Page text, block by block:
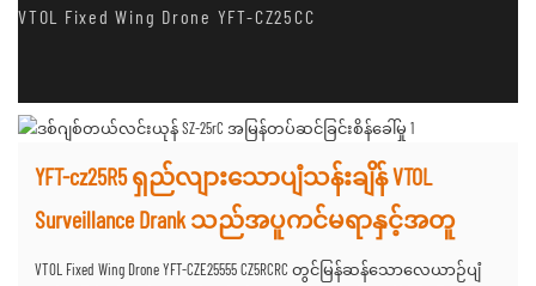
VTOL Fixed Wing Drone YFT-CZ25CC
YFT-cz25R5 ရှည်လျားသောပျံသန်းချိန် VTOL
Surveillance Drank သည်အပူကင်မရာနှင့်အတူ
VTOL Fixed Wing Drone YFT-CZE25555 CZ5RCRC တွင်မြန်ဆန်သောလေယာဉ်ပျံ